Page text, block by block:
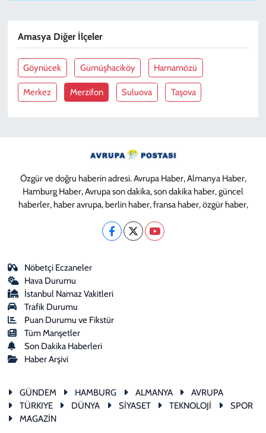
Amasya Diğer İlçeler
Göynücek Gümüşhaciköy Hamamözü
Merkez Merzifon Suluova Taşova
Özgür ve doğru haberin adresi. Avrupa Haber, Almanya Haber,
Hamburg Haber, Avrupa son dakika, son dakika haber, güncel
haberler, haber avrupa, berlin haber, fransa haber, özgür haber,
Nöbetçi Eczaneler
Hava Durumu
İstanbul Namaz Vakitleri
Trafik Durumu
Puan Durumu ve Fikstür
Tüm Manşetler
Son Dakika Haberleri
Haber Arşivi
GÜNDEM HAMBURG ALMANYA
AVRUPA
TÜRKIYE
DÜNYA SİYASET TEKNOLOJİ
SPOR
MAGAZİN